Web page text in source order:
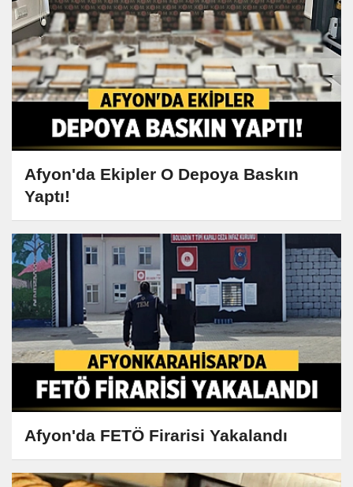
Afyon'da Ekipler O Depoya Baskın
Yaptı!
Afyon'da FETÖ Firarisi Yakalandı